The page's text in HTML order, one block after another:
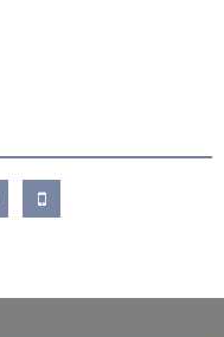
mobile